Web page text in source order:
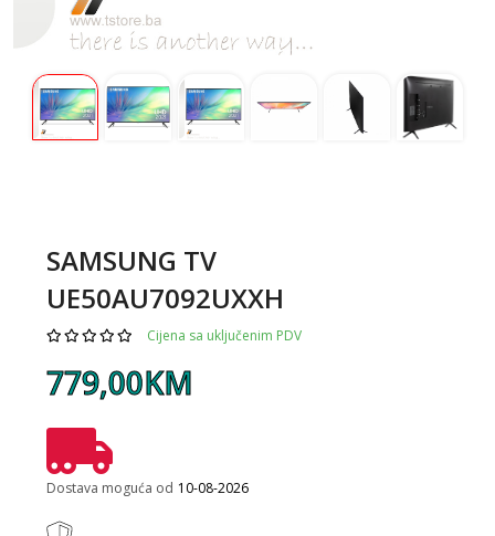
SAMSUNG TV
UE50AU7092UXXH
Cijena sa uključenim PDV
779,00KM
Dostava moguća od 10-08-2026